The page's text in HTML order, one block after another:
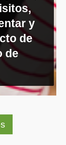
y
de
de